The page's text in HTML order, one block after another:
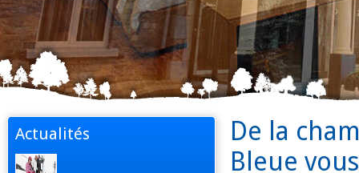
Actualités
De la
Bleue